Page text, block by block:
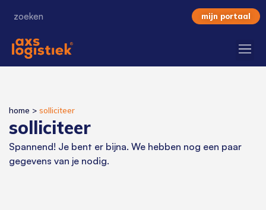
mijn portaal
home > solliciteer
solliciteer
Spannend! Je bent er bijna. We hebben nog een paar
gegevens van je nodig.